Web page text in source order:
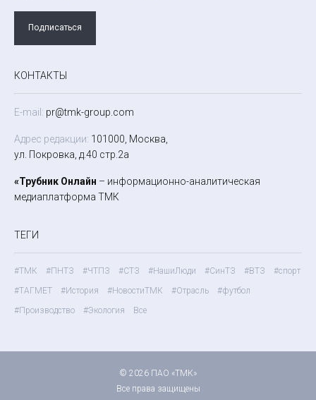
Подписаться
КОНТАКТЫ
E-mail: pr@tmk-group.com
Адрес редакции: 101000, Москва,
ул. Покровка, д.40 стр.2а
«Трубник Онлайн – информационно-аналитическая
медиаплатформа ТМК
ТЕГИ
#ТМК #ПНТЗ #ЧТПЗ #СТЗ #НашиЛюди #СинТЗ #ВТЗ
#спорт
#ТАГМЕТ
#История #НовостиТМК #Отрасль
#футбол
#Производство
#Экология Все
© 2026 ПАО «ТМК»
Все права защищены